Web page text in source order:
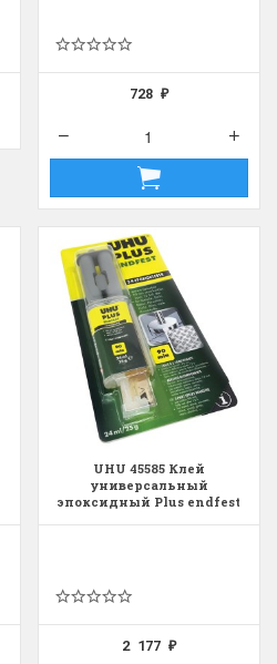
728₽
UHU 45585 Клей
универсальный
эпоксидный Plus endfest
2 177₽